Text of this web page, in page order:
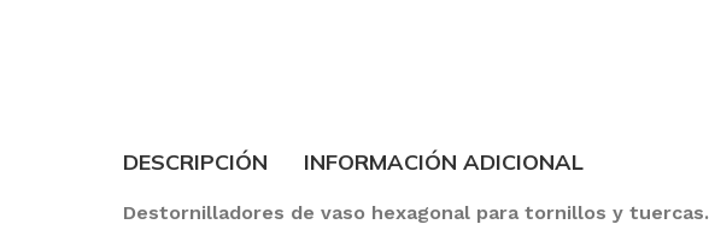
DESCRIPCIÓN INFORMACIÓN ADICIONAL
Destornilladores de vaso hexagonal para tornillos y tuercas.